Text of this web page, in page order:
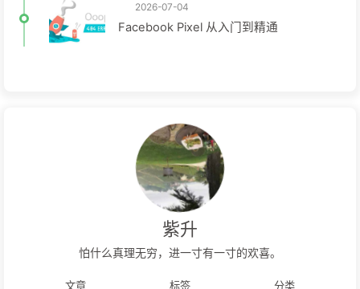
2026-07-04
Facebook Pixel 从入门到精通
紫升
怕什么真理无穷，进一寸有一寸的欢喜。
文章 标签 分类